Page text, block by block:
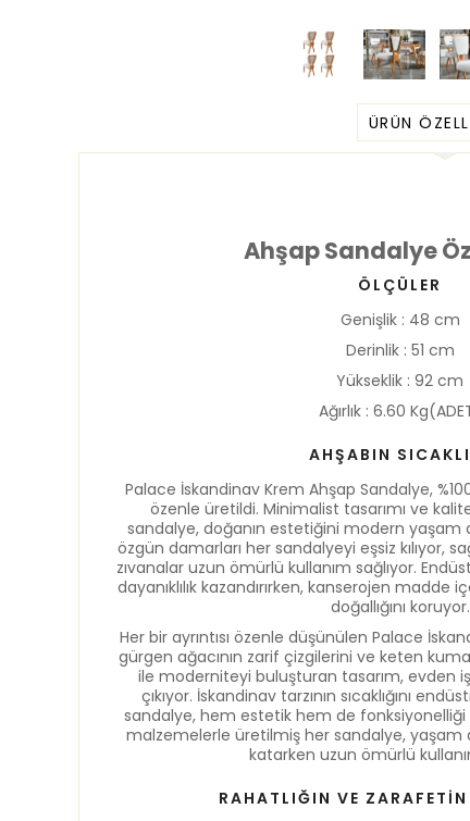
ÜRÜN
Ahşap Sandalye
ÖLÇÜLER
Genişlik : 48 cm
Derinlik : 51 cm
Yükseklik : 92 cm
Ağırlık : 6.60
AHŞABIN
Palace İskandinav Krem Ahşap Sandalye,
özenle üretildi. Minimalist tasarımı ve
sandalye, doğanın estetiğini modern yaşam
özgün damarları her sandalyeyi eşsiz kılıyor,
zıvanalar uzun ömürlü kullanım sağlıyor.
dayanıklılık kazandırırken, kanserojen
doğallığını koruyor.
Her bir ayrıntısı özenle düşünülen Palace
gürgen ağacının zarif çizgilerini ve keten
ile moderniteyi buluşturan tasarım, evden
çıkıyor. İskandinav tarzının sıcaklığını
sandalye, hem estetik hem de fonksiyonelliği
malzemelerle üretilmiş her sandalye, yaşam
katarken uzun ömürlü
RAHATLIĞIN VE